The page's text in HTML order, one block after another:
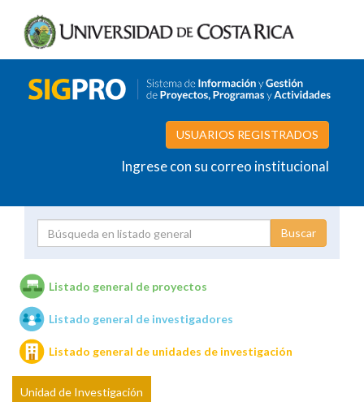
USUARIOS REGISTRADOS
Ingrese con su correo institucional
Unidades de investigación
Listado general de proyectos
Listado general de investigadores
Listado general de unidades de investigación
Unidad de Investigación